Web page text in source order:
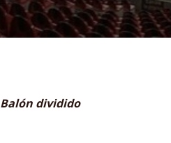
Balón dividido